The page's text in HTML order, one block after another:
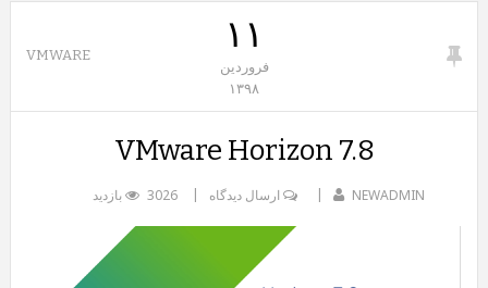
۱۱
فروردین
۱۳۹۸
VMWARE
VMware Horizon 7.8
NEWADMIN ارسال دیدگاه 3026 بازدید